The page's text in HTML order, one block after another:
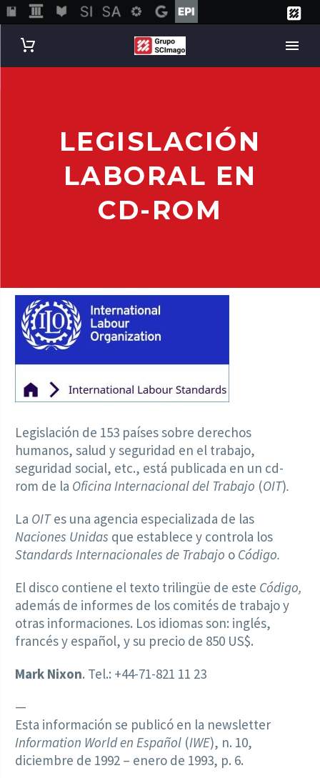
LEGISLACIÓN
LABORAL EN
CD-ROM
Legislación de 153 países sobre derechos
humanos, salud y seguridad en el trabajo,
seguridad social, etc., está publicada en un cd-
rom de la Oficina Internacional del Trabajo (OIT).
La OITes una agencia especializada de las
Naciones Unidas que establece y controla los
Standards Internacionales de Trabajo o Código.
El disco contiene el texto trilingüe de este Código,
además de informes de los comités de trabajo y
otras informaciones. Los idiomas son: inglés,
francés y español, y su precio de 850 US$.
Mark Nixon. Tel.: +44-71-821 11 23
—
Esta información se publicó en la newsletter
Information World en Español (IWE), n. 10,
diciembre de 1992 – enero de 1993, p. 6.